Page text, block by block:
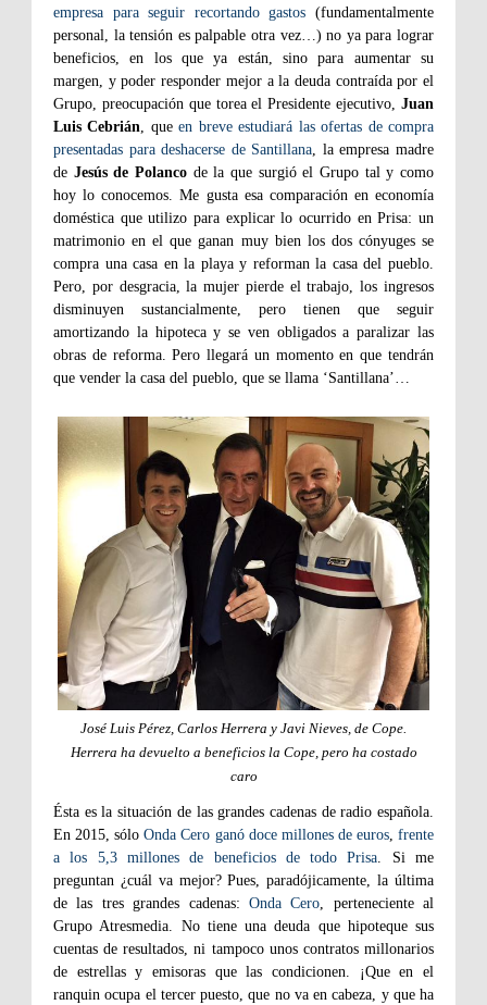
empresa para seguir recortando gastos (fundamentalmente
personal, la tensión es palpable otra vez…) no ya para lograr
beneficios, en los que ya están, sino para aumentar su
margen, y poder responder mejor a la deuda contraída por el
Grupo, preocupación que torea el Presidente ejecutivo, Juan
Luis Cebrián, queen breve estudiará las ofertas de compra
presentadas para deshacerse de Santillana, la empresa madre
de Jesús de Polanco de la que surgió el Grupo tal y como
hoy lo conocemos. Me gusta esa comparación en economía
doméstica que utilizo para explicar lo ocurrido en Prisa: un
matrimonio en el que ganan muy bien los dos cónyuges se
compra una casa en la playa y reforman la casa del pueblo.
Pero, por desgracia, la mujer pierde el trabajo, los ingresos
disminuyen sustancialmente, pero tienen que seguir
amortizando la hipoteca y se ven obligados a paralizar las
obras de reforma. Pero llegará un momento en que tendrán
que vender la casa del pueblo, que se llama ‘Santillana’…
José Luis Pérez, Carlos Herrera y Javi Nieves, de Cope.
Herrera ha devuelto a beneficios la Cope, pero ha costado
caro
Ésta es la situación de las grandes cadenas de radio española.
En 2015, sóloOnda Cero ganó doce millones de euros,frente
a los 5,3 millones de beneficios de todo Prisa. Si me
preguntan ¿cuál va mejor? Pues, paradójicamente, la última
de las tres grandes cadenas: Onda Cero, perteneciente al
Grupo Atresmedia. No tiene una deuda que hipoteque sus
cuentas de resultados, ni tampoco unos contratos millonarios
de estrellas y emisoras que las condicionen. ¡Que en el
ranquin ocupa el tercer puesto, que no va en cabeza, y que ha